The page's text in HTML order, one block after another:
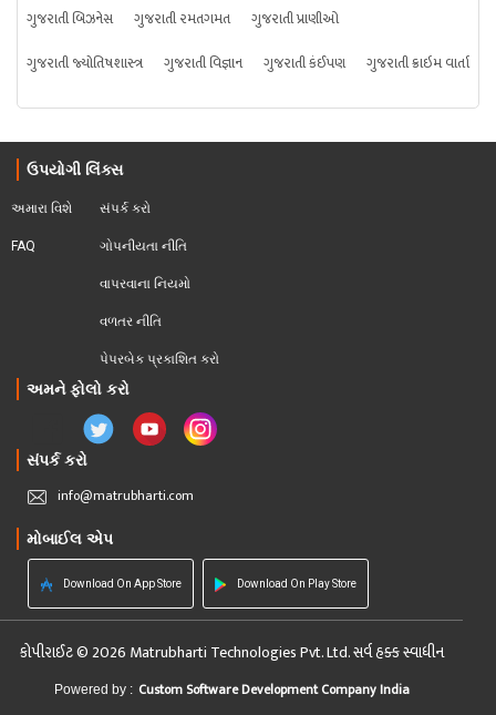
ગુજરાતી બિઝનેસ
ગુજરાતી રમતગમત
ગુજરાતી પ્રાણીઓ
ગુજરાતી જ્યોતિષશાસ્ત્ર
ગુજરાતી વિજ્ઞાન ગુજરાતી કંઈપણ ગુજરાતી ક્રાઇમ વાર્તા
ઉપયોગી લિંક્સ
અમારા વિશે
FAQ
સંપર્ક કરો
ગોપનીયતા નીતિ
વાપરવાના નિયમો
વળતર નીતિ
પેપરબેક પ્રકાશિત કરો
અમને ફોલો કરો
સંપર્ક કરો
info@matrubharti.com
મોબાઈલ એપ
Download On App Store Download On Play Store
કોપીરાઈટ © 2026 Matrubharti Technologies Pvt. Ltd. સર્વ હક્ક સ્વાધીન
Powered by : Custom Software Development Company India